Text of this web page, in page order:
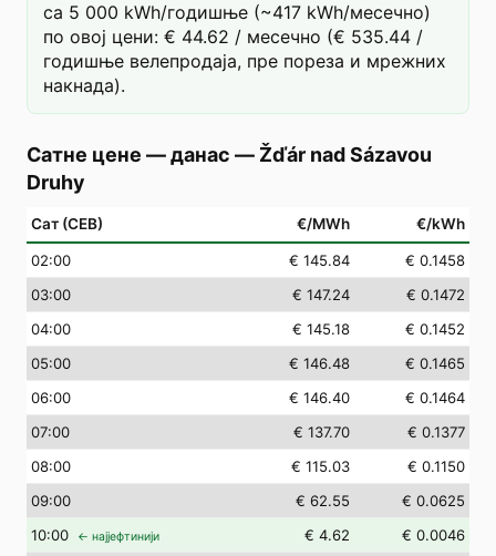
са 5 000 kWh/годишње (~417 kWh/месечно)
по овој цени: € 44.62 / месечно (€ 535.44 /
годишње велепродаја, пре пореза и мрежних
накнада).
Сатне цене — данас — Žďár nad Sázavou
Druhy
Сат (СЕВ) €/MWh €/kWh
02:00 € 145.84
€ 0.1458
03:00 € 147.24
€ 0.1472
04:00 € 145.18
€ 0.1452
05:00 € 146.48
€ 0.1465
06:00 € 146.40
€ 0.1464
07:00 € 137.70
€ 0.1377
08:00 € 115.03
€ 0.1150
09:00 € 62.55
€ 0.0625
10:00 ← најјефтинији € 4.62
€ 0.0046